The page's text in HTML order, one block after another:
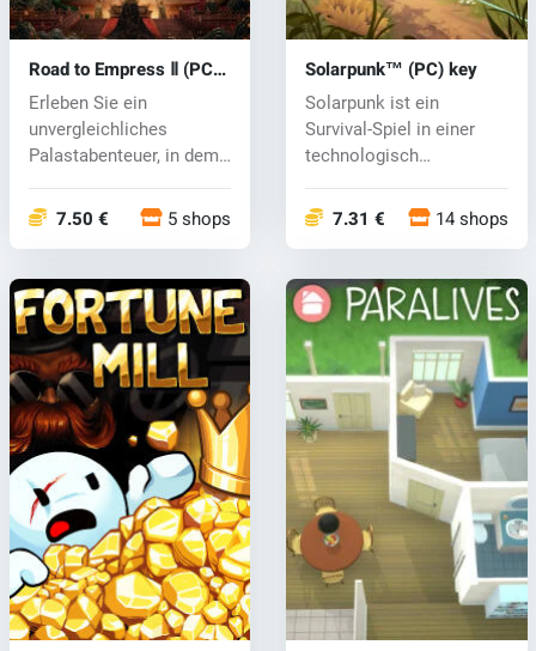
Road to Empress Ⅱ (PC)
key
Erleben Sie ein
unvergleichliches
Palastabenteuer, in dem
7.50 € 5 shops
Solarpunk™ (PC) key
Solarpunk ist ein
Survival-Spiel in einer
technologisch
7.31 € 14 shops